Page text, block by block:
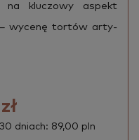
na klu­czo­wy aspekt
— wy­ce­nę tor­tów ar­ty­
dniach: 89,00 pln